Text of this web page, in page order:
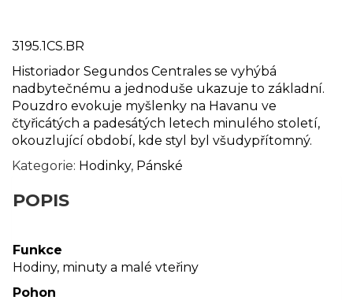
3195.1CS.BR
Historiador Segundos Centrales se vyhýbá
nadbytečnému a jednoduše ukazuje to základní.
Pouzdro evokuje myšlenky na Havanu ve
čtyřicátých a padesátých letech minulého století,
okouzlující období, kde styl byl všudypřítomný.
Kategorie: Hodinky, Pánské
POPIS
Funkce
Hodiny, minuty a malé vteřiny
Pohon